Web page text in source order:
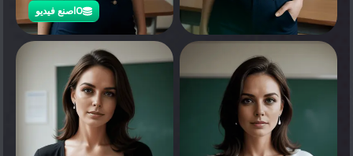
اصنع فيديو0
انقر لرؤية